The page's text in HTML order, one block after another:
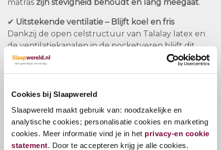
Cookies bij Slaapwereld
Slaapwereld maakt gebruik van: noodzakelijke en
analytische cookies; personalisatie cookies en marketing
cookies. Meer informatie vind je in het privacy-en cookie
statement. Door te accepteren krijg je alle cookies.
matras zijn stevigheid behoudt en lang meegaat.
✔ Uitstekende ventilatie – Blijft koel en fris
Dankzij de open celstructuur van Talalay latex en
de ventilatiekanalen in de pocketveren blijft dit
matrasaltijd fris en droog
, wat het bijzonder
Verkrijgbaar in verschillende stevigheden
DeCarto H Talalayis verkrijgbaar inmedium en
firm, zodat je zelf de mate van stevigheid kunt
kiezen die het beste bij jouw slaapstijl past.